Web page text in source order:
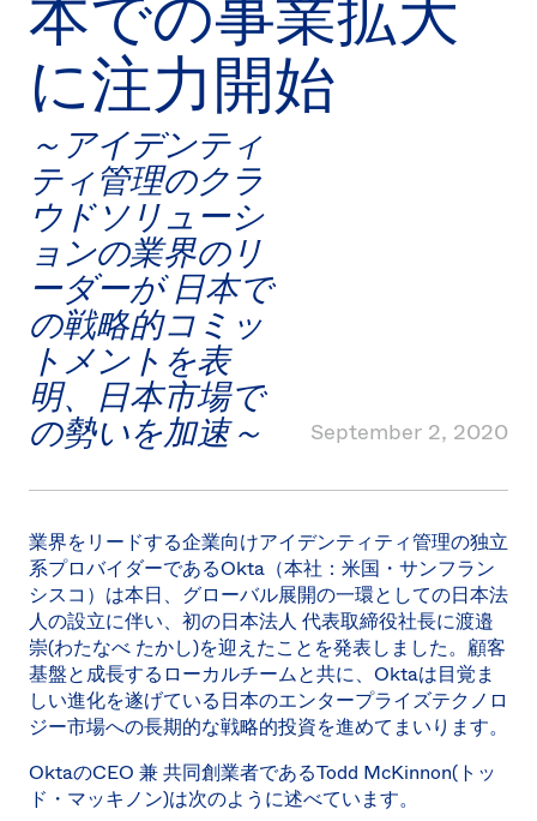
本での事業拡大
に注力開始
～アイデンティ
ティ管理のクラ
ウドソリューシ
ョンの業界のリ
ーダーが 日本で
の戦略的コミッ
トメントを表
明、日本市場で
の勢いを加速～ September 2, 2020
業界をリードする企業向けアイデンティティ管理の独立
系プロバイダーであるOkta（本社：米国・サンフラン
シスコ）は本日、グローバル展開の一環としての日本法
人の設立に伴い、初の日本法人 代表取締役社長に渡邉
崇(わたなべ たかし)を迎えたことを発表しました。顧客
基盤と成長するローカルチームと共に、Oktaは目覚ま
しい進化を遂げている日本のエンタープライズテクノロ
ジー市場への長期的な戦略的投資を進めてまいります。
OktaのCEO 兼 共同創業者であるTodd McKinnon(トッ
ド・マッキノン)は次のように述べています。